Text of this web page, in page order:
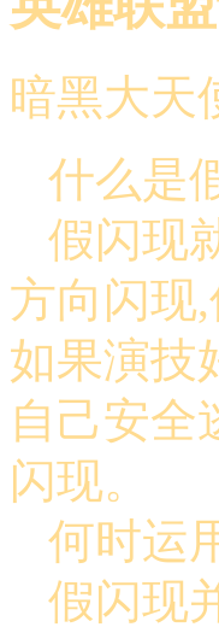
暗黑大天
什么是
假闪现
方向闪现
如果演技
自己安全
闪现。
何时运
假闪现